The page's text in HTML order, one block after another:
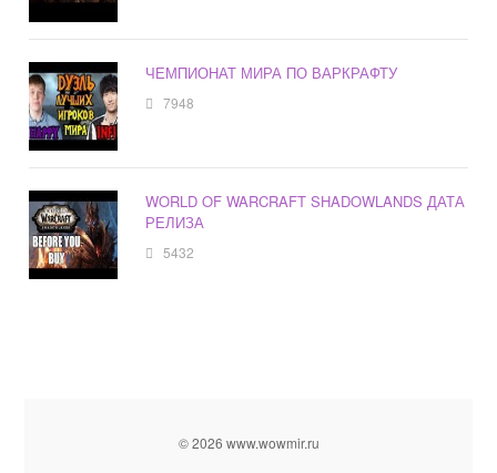
ЧЕМПИОНАТ МИРА ПО ВАРКРАФТУ
7948
WORLD OF WARCRAFT SHADOWLANDS ДАТА
РЕЛИЗА
5432
© 2026 www.wowmir.ru